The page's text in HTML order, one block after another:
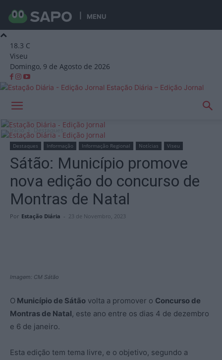
MENU
18.3 C
Viseu
Domingo, 9 de Agosto de 2026
Estação Diária – Edição Jornal
Início Destaques
Destaques Informação Informação Regional Notícias Viseu
Sátão: Município promove
nova edição do concurso de
Montras de Natal
Por Estação Diária - 23 de Novembro, 2023
Imagem: CM Sátão
O Município de Sátão volta a promover o Concurso de
Montras de Natal, este ano entre os dias 4 de dezembro
e 6 de janeiro.
Esta edição tem tema livre, e o objetivo, segundo a